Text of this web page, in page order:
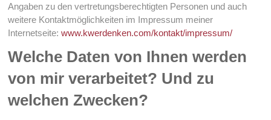
Angaben zu den vertretungsberechtigten Personen und auch
weitere Kontaktmöglichkeiten im Impressum meiner
Internetseite:www.kwerdenken.com/kontakt/impressum/
Welche Daten von Ihnen werden
von mir verarbeitet? Und zu
welchen Zwecken?